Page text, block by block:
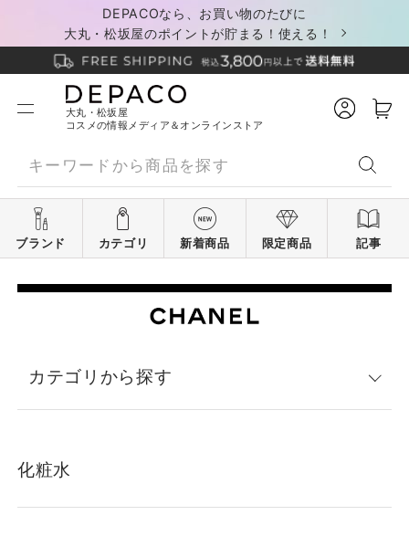
DEPACOなら、お買い物のたびに
大丸・松坂屋のポイントが貯まる！使える！
大丸・松坂屋
コスメの情報メディア＆オンラインストア
ブランド カテゴリ 新着商品 限定商品 記事
カテゴリから探す
化粧水